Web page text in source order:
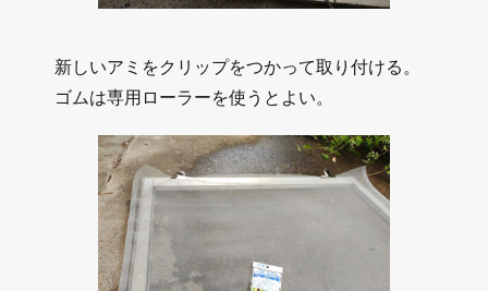
新しいアミをクリップをつかって取り付ける。
ゴムは専用ローラーを使うとよい。